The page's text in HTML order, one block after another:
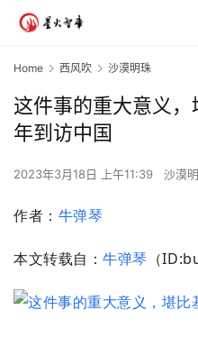
Home 西风吹 沙漠明珠
这件事的重大意义
年到访中国
2023年3月18日 上午11:39 沙漠
作者： 牛弹琴
本文转载自：牛弹琴 （